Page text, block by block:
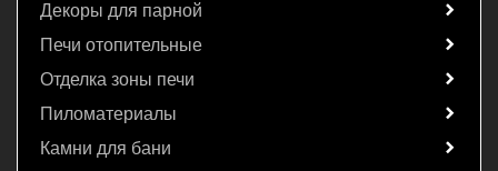
Декоры для парной
Печи отопительные
Отделка зоны печи
Пиломатериалы
Камни для бани